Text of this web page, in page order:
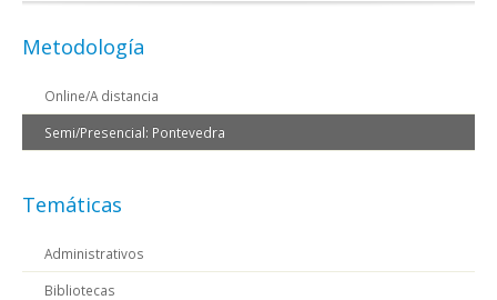
Metodología
Online/A distancia
Semi/Presencial: Pontevedra
Temáticas
Administrativos
Bibliotecas